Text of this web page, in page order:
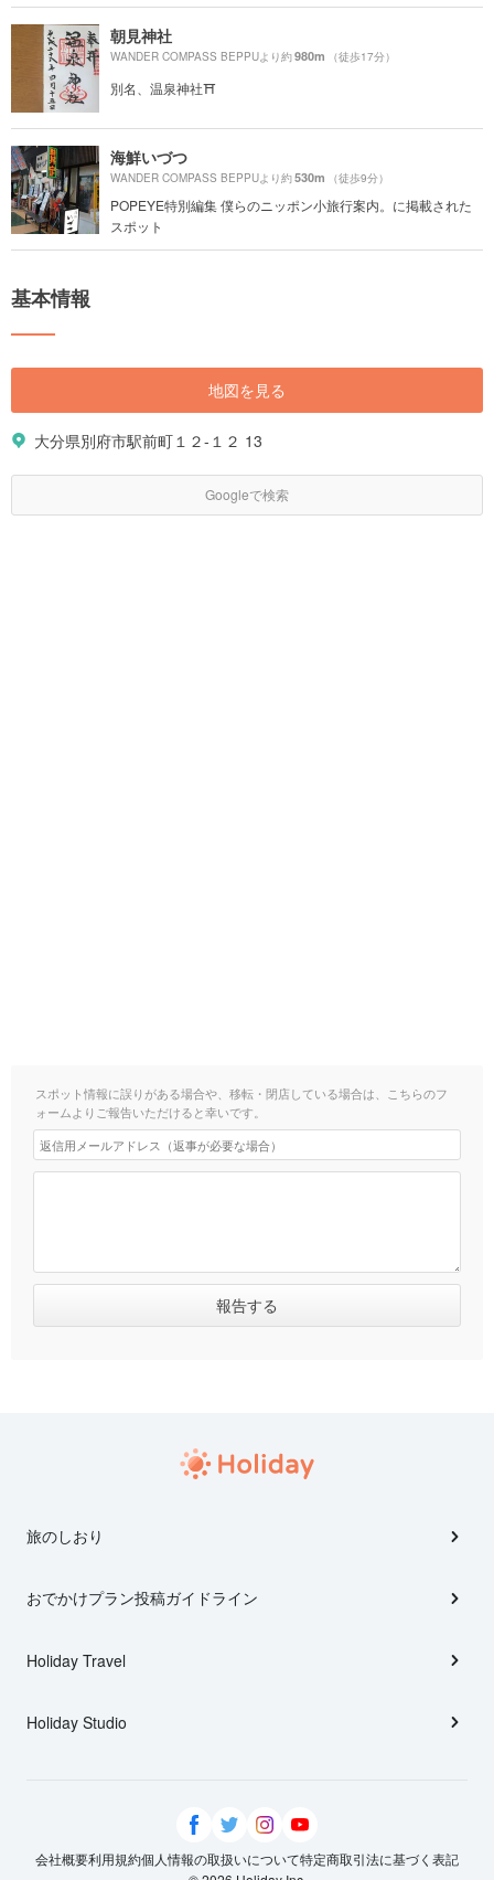
朝見神社
WANDER COMPASS BEPPUより約980m （徒歩17分）
別名、温泉神社⛩
海鮮いづつ
WANDER COMPASS BEPPUより約530m （徒歩9分）
POPEYE特別編集 僕らのニッポン小旅行案内。に掲載された
スポット
基本情報
地図を見る
大分県別府市駅前町１２-１２ 13
Googleで検索
スポット情報に誤りがある場合や、移転・閉店している場合は、こちらのフ
ォームよりご報告いただけると幸いです。
旅のしおり
おでかけプラン投稿ガイドライン
Holiday Travel
Holiday Studio
会社概要利用規約個人情報の取扱いについて特定商取引法に基づく表記